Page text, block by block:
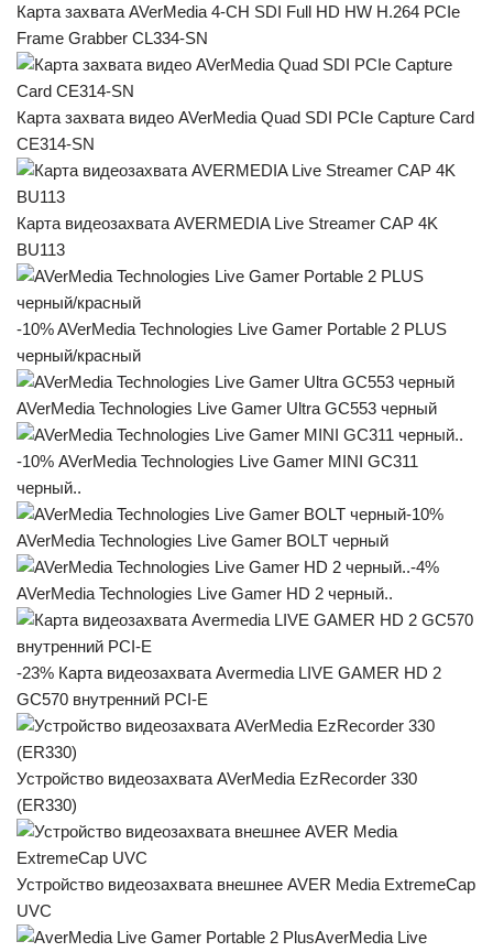
Карта захвата AVerMedia 4-CH SDI Full HD HW H.264 PCIe
Frame Grabber CL334-SN
Карта захвата видео AVerMedia Quad SDI PCIe Capture Card
CE314-SN
Карта видеозахвата AVERMEDIA Live Streamer CAP 4K
BU113
-10% AVerMedia Technologies Live Gamer Portable 2 PLUS
черный/красный
AVerMedia Technologies Live Gamer Ultra GC553 черный
-10% AVerMedia Technologies Live Gamer MINI GC311
черный..
-10%
AVerMedia Technologies Live Gamer BOLT черный
-4%
AVerMedia Technologies Live Gamer HD 2 черный..
-23% Карта видеозахвата Avermedia LIVE GAMER HD 2
GC570 внутренний PCI-E
Устройство видеозахвата AVerMedia EzRecorder 330
(ER330)
Устройство видеозахвата внешнее AVER Media ExtremeCap
UVC
AverMedia Live